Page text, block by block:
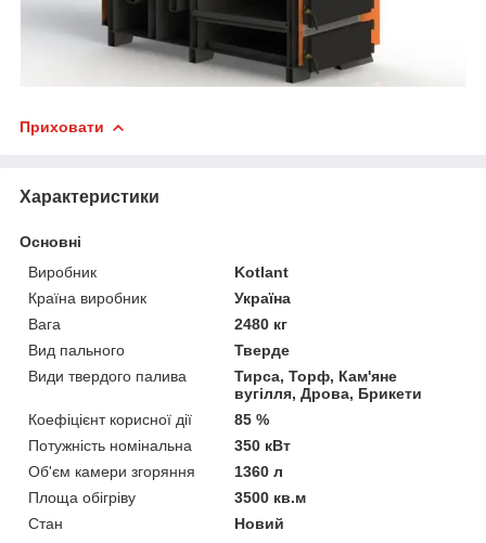
Приховати
Характеристики
Основні
Виробник
Kotlant
Країна виробник
Україна
Вага
2480 кг
Вид пального
Тверде
Види твердого палива
Тирса, Торф, Кам'яне
вугілля, Дрова, Брикети
Коефіцієнт корисної дії
85 %
Потужність номінальна
350 кВт
Об'єм камери згоряння
1360 л
Площа обігріву
3500 кв.м
Стан
Новий